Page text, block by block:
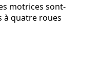
motrices sont-
à quatre roues